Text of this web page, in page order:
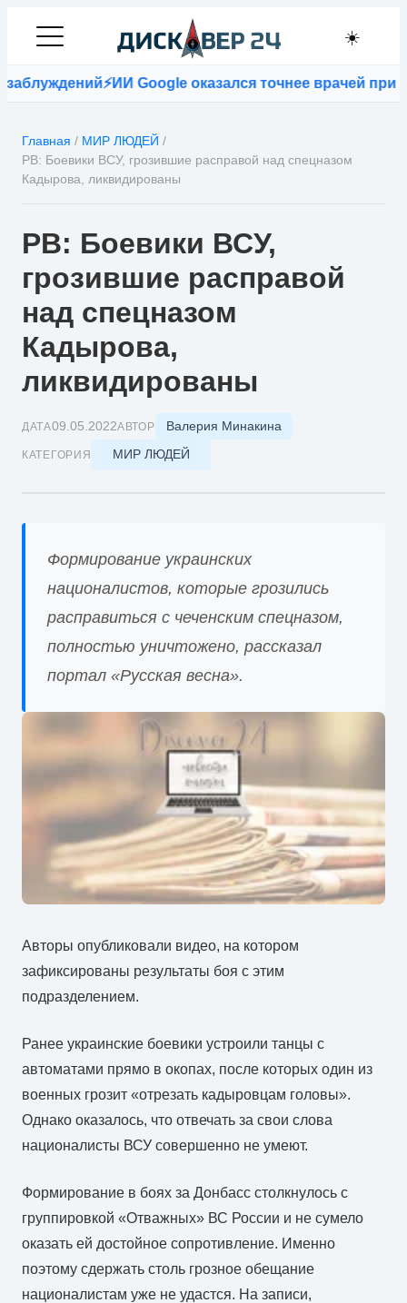
☀️
⚡ИИ Google оказался точнее врачей при
Главная / МИР ЛЮДЕЙ /
РВ: Боевики ВСУ, грозившие расправой над спецназом
Кадырова, ликвидированы
РВ: Боевики ВСУ,
грозившие расправой
над спецназом
Кадырова,
ликвидированы
ДАТА09.05.2022АВТОР Валерия Минакина
КАТЕГОРИЯ МИР ЛЮДЕЙ
Формирование украинских
националистов, которые грозились
расправиться с чеченским спецназом,
полностью уничтожено, рассказал
портал «Русская весна».
Авторы опубликовали видео, на котором
зафиксированы результаты боя с этим
подразделением.
Ранее украинские боевики устроили танцы с
автоматами прямо в окопах, после которых один из
военных грозит «отрезать кадыровцам головы».
Однако оказалось, что отвечать за свои слова
националисты ВСУ совершенно не умеют.
Формирование в боях за Донбасс столкнулось с
группировкой «Отважных» ВС России и не сумело
оказать ей достойное сопротивление. Именно
поэтому сдержать столь грозное обещание
националистам уже не удастся. На записи,